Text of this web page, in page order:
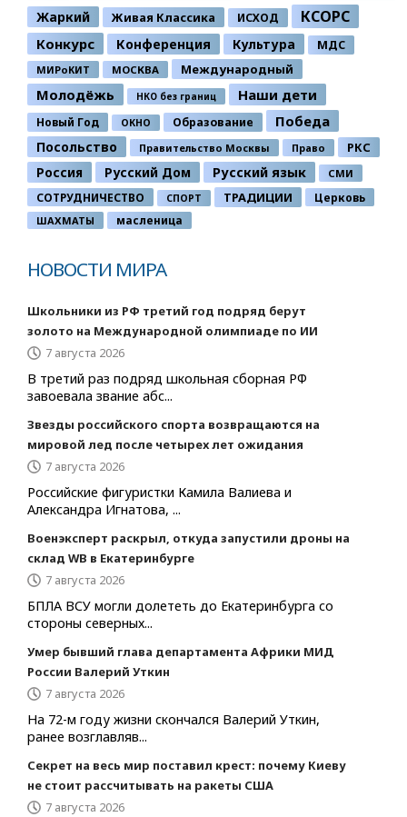
Жаркий Живая Классика ИСХОД КСОРС
Конкурс Конференция Культура МДС
МИРоКИТ МОСКВА Международный
Молодёжь НКО без границ Наши дети
Новый Год ОКНО Образование Победа
Посольство Правительство Москвы Право РКС
Россия Русский Дом Русский язык СМИ
СОТРУДНИЧЕСТВО СПОРТ ТРАДИЦИИ Церковь
ШАХМАТЫ масленица
НОВОСТИ МИРА
Школьники из РФ третий год подряд берут
золото на Международной олимпиаде по ИИ
7 августа 2026
В третий раз подряд школьная сборная РФ
завоевала звание абс...
Звезды российского спорта возвращаются на
мировой лед после четырех лет ожидания
7 августа 2026
Российские фигуристки Камила Валиева и
Александра Игнатова, ...
Военэксперт раскрыл, откуда запустили дроны на
склад WB в Екатеринбурге
7 августа 2026
БПЛА ВСУ могли долететь до Екатеринбурга со
стороны северных...
Умер бывший глава департамента Африки МИД
России Валерий Уткин
7 августа 2026
На 72-м году жизни скончался Валерий Уткин,
ранее возглавляв...
Секрет на весь мир поставил крест: почему Киеву
не стоит рассчитывать на ракеты США
7 августа 2026